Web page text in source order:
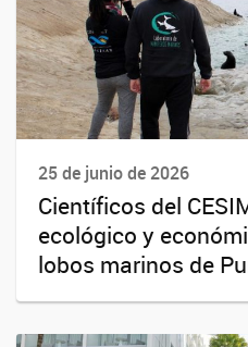
25 de junio de 2026
Científicos del
ecológico y
lobos marinos de